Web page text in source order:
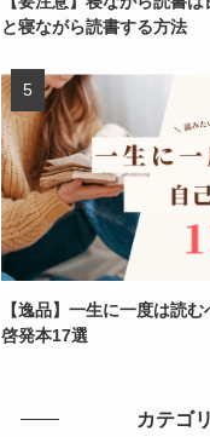
と寝ながら読書する方法
【逸品】一生に一度は読
啓発本17選
カテゴ